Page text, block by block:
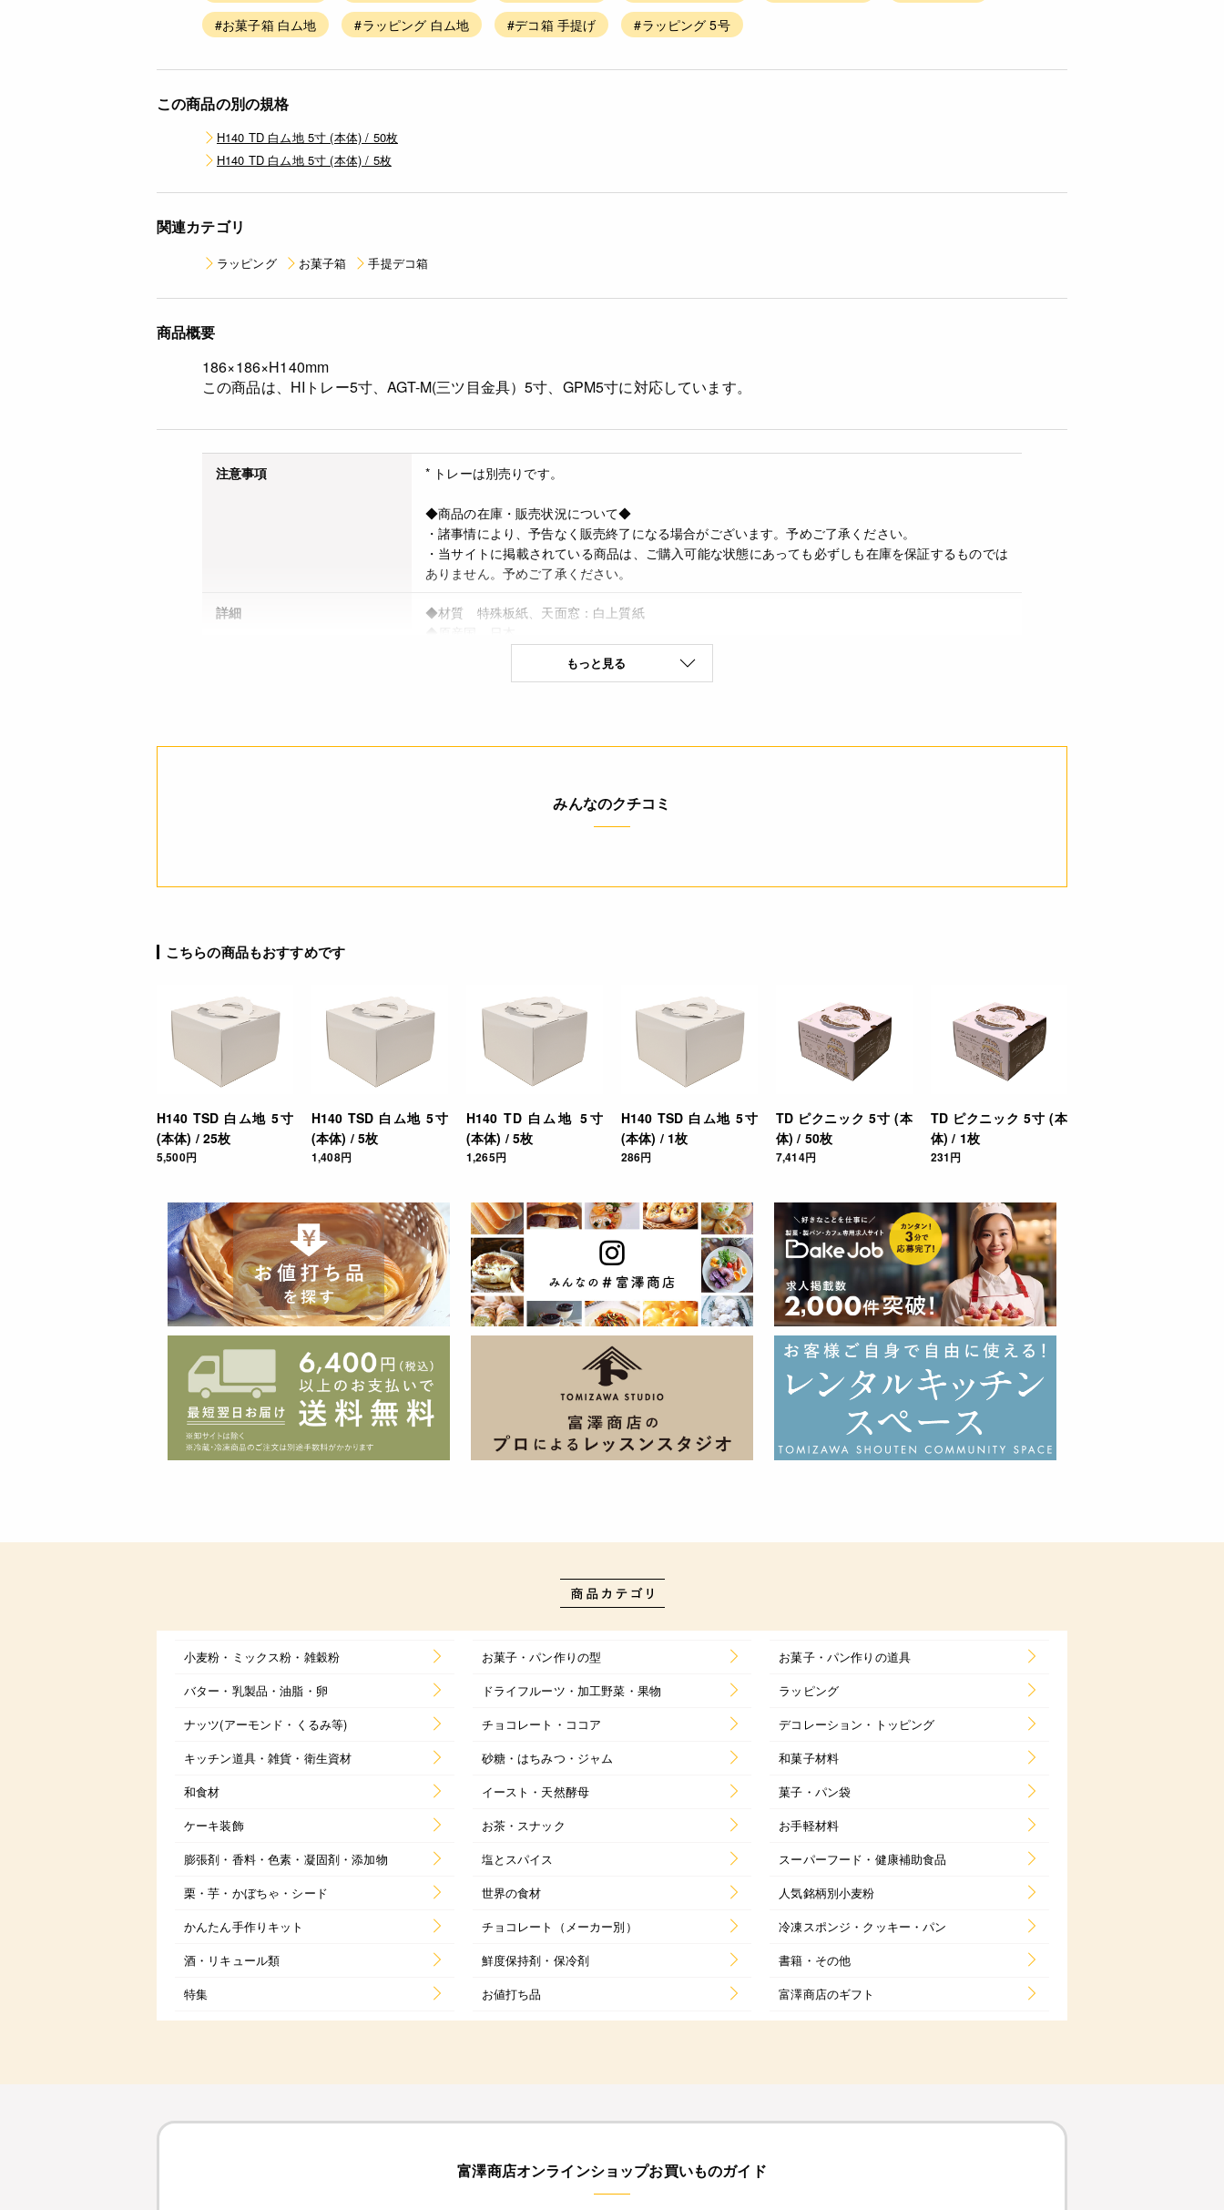
#お菓子箱 白ム地
#ラッピング 白ム地 #デコ箱 手提げ #ラッピング 5号
この商品の別の規格
H140 TD 白ム地 5寸 (本体) / 50枚
H140 TD 白ム地 5寸 (本体) / 5枚
関連カテゴリ
ラッピング お菓子箱 手提デコ箱
商品概要
186×186×H140mm
この商品は、HIトレー5寸、AGT-M(三ツ目金具）5寸、GPM5寸に対応しています。
注意事項 * トレーは別売りです。
◆商品の在庫・販売状況について◆
・諸事情により、予告なく販売終了になる場合がございます。予めご了承ください。
・当サイトに掲載されている商品は、ご購入可能な状態にあっても必ずしも在庫を保証するものでは
ありません。予めご了承ください。
詳細
◆材質 特殊板紙、天面窓：白上質紙
もっと見る
みんなのクチコミ
こちらの商品もおすすめです
H140 TSD 白ム地 5寸
(本体) / 25枚
5,500円
H140 TSD 白ム地 5寸
(本体) / 5枚
1,408円
H140 TD 白ム地 5寸
(本体) / 5枚
1,265円
H140 TSD 白ム地 5寸
(本体) / 1枚
286円
TD ピクニック 5寸 (本
体) / 50枚
7,414円
TD ピクニック 5寸 (本
体) / 1枚
231円
小麦粉・ミックス粉・雑穀粉 お菓子・パン作りの型
お菓子・パン作りの道具
バター・乳製品・油脂・卵
ドライフルーツ・加工野菜・果物
ラッピング
ナッツ(アーモンド・くるみ等)
チョコレート・ココア
デコレーション・トッピング
キッチン道具・雑貨・衛生資材
砂糖・はちみつ・ジャム
和菓子材料
和食材
イースト・天然酵母
菓子・パン袋
ケーキ装飾
お茶・スナック
お手軽材料
膨張剤・香料・色素・凝固剤・添加物
塩とスパイス
スーパーフード・健康補助食品
栗・芋・かぼちゃ・シード
世界の食材
人気銘柄別小麦粉
かんたん手作りキット
チョコレート（メーカー別）
冷凍スポンジ・クッキー・パン
酒・リキュール類
鮮度保持剤・保冷剤
書籍・その他
特集
お値打ち品 富澤商店のギフト
富澤商店オンラインショップお買いものガイド